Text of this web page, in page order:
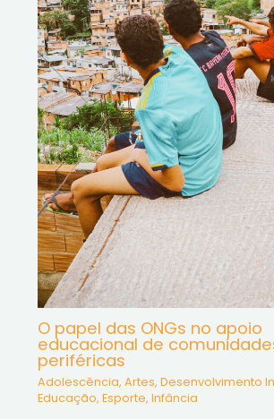
O papel das ONGs no apoio
educacional de
periféricas
Adolescência, Artes, Desenvolvimento
Educação, Esporte, Infância